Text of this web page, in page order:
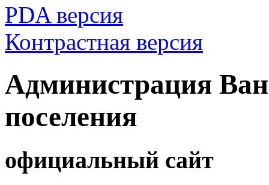
PDA версия
Контрастная версия
Администрация
поселения
официальный сайт